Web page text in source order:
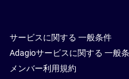
サービスに関する 一般条件
Adagioサービスに関する 一般
メンバー利用規約